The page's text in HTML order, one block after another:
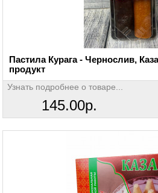
Пастила Курага - Чернослив,
продукт
Узнать подробнее о товаре...
145.00р.